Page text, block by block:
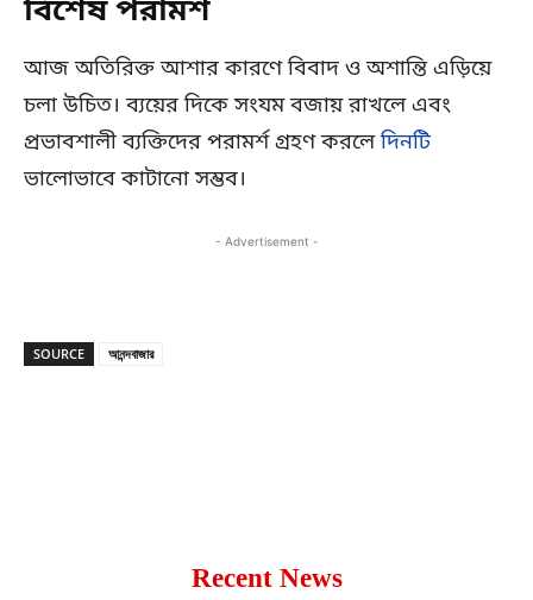
বিশেষ পরামর্শ
আজ অতিরিক্ত আশার কারণে বিবাদ ও অশান্তি এড়িয়ে
চলা উচিত। ব্যয়ের দিকে সংযম বজায় রাখলে এবং
প্রভাবশালী ব্যক্তিদের পরামর্শ গ্রহণ করলেদিনটি
ভালোভাবে কাটানো সম্ভব।
- Advertisement -
SOURCE আনন্দবাজার
Recent News